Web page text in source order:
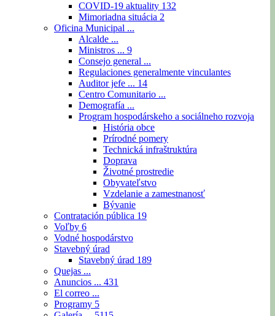
COVID-19 aktuality 132
Mimoriadna situácia 2
Oficina Municipal ...
Alcalde ...
Ministros ... 9
Consejo general ...
Regulaciones generalmente vinculantes
Auditor jefe ... 14
Centro Comunitario ...
Demografía ...
Program hospodárskeho a sociálneho rozvoja
História obce
Prírodné pomery
Technická infraštruktúra
Doprava
Životné prostredie
Obyvateľstvo
Vzdelanie a zamestnanosť
Bývanie
Contratación pública 19
Voľby 6
Vodné hospodárstvo
Stavebný úrad
Stavebný úrad 189
Quejas ...
Anuncios ... 431
El correo ...
Programy 5